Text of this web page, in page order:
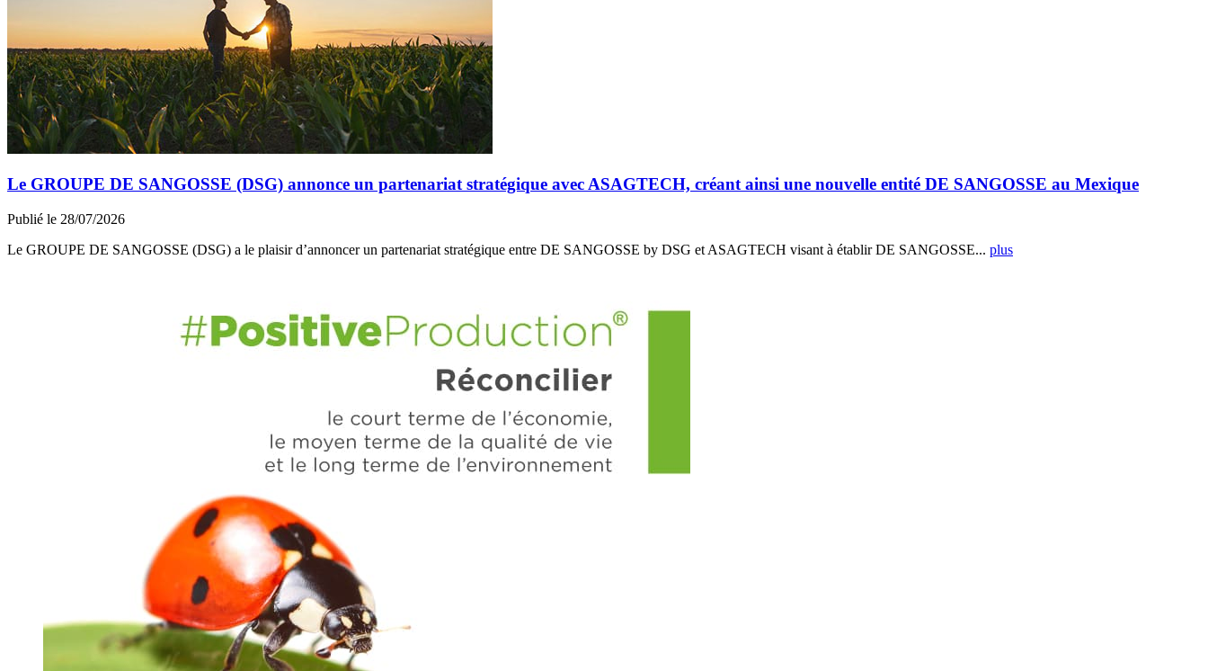
Le GROUPE DE SANGOSSE (DSG) annonce un partenariat stratégique avec ASAGTECH, créant ainsi une nouvelle entité DE SANGOSSE au Mexique
Publié le 28/07/2026
Le GROUPE DE SANGOSSE (DSG) a le plaisir d’annoncer un partenariat stratégique entre DE SANGOSSE by DSG et ASAGTECH visant à établir DE SANGOSSE... plus